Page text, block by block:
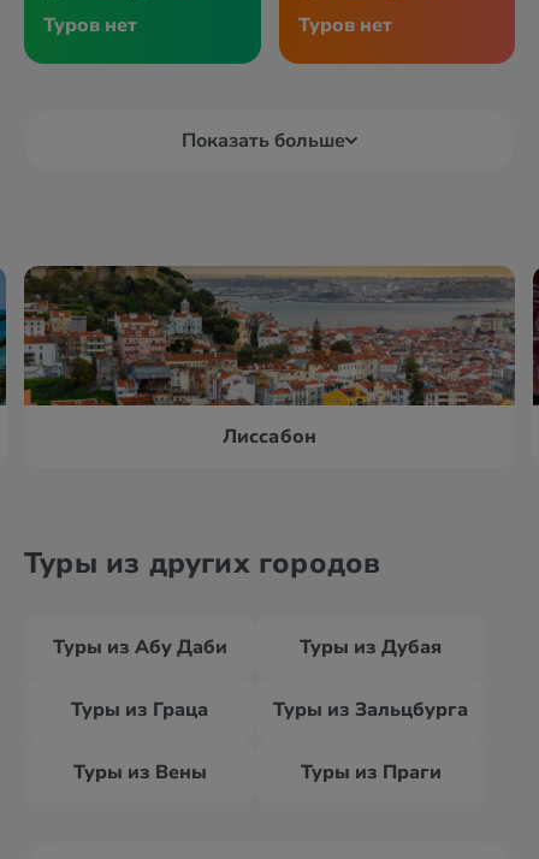
Туров нет Туров нет
Показать больше
Лиссабон
Туры из других городов
Туры из Абу Даби Туры из Дубая
Туры из Граца Туры из Зальцбурга
Туры из Вены Туры из Праги